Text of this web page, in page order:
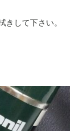
きして下さい。